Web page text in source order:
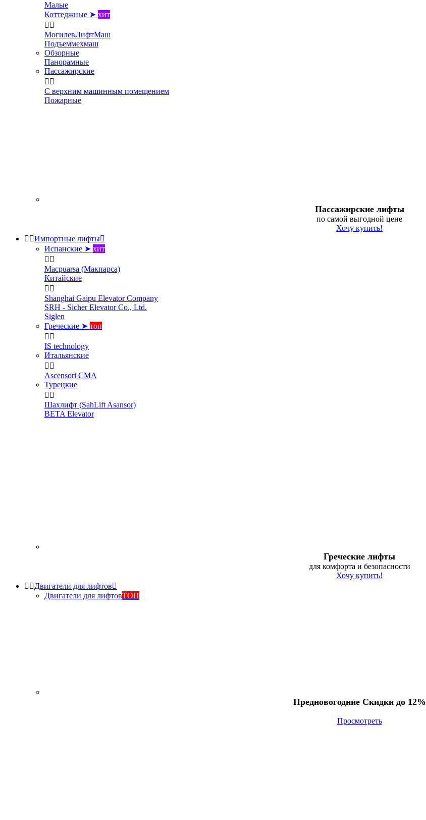
Малые
Коттеджные ➤ хит
 
МогилевЛифтМаш
Подъеммехмаш
Обзорные
Панорамные
Пассажирские
 
С верхним машинным помещением
Пожарные
Пассажирские лифты
по самой выгодной цене
Хочу купить!
 Импортные лифты
Испанские ➤ хит
 
Macpuarsa (Макпарса)
Китайские
 
Shanghai Gaipu Elevator Company
SRH - Sicher Elevator Co., Ltd.
Siglen
Греческие ➤ топ
 
IS technology
Итальянские
 
Ascensori CMA
Турецкие
 
Шахлифт (SahLift Asansor)
BETA Elevator
Греческие лифты
для комфорта и безопасности
Хочу купить!
 Двигатели для лифтов
Двигатели для лифтовТОП
Предновогодние Скидки до 12%
Просмотреть